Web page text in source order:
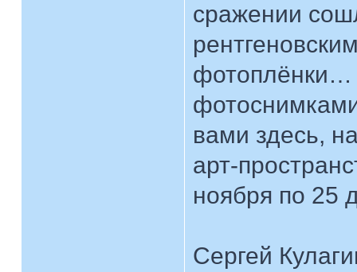
сражении
фотоплёнки…
вами здесь,
арт-
ноября по 25
Сергей